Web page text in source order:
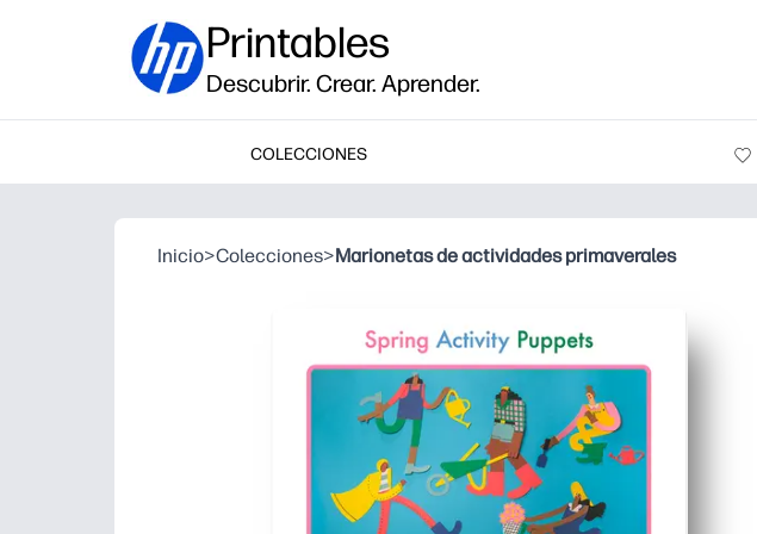
Printables
Descubrir. Crear. Aprender.
COLECCIONES
Inicio>Colecciones>Marionetas de actividades primaverales